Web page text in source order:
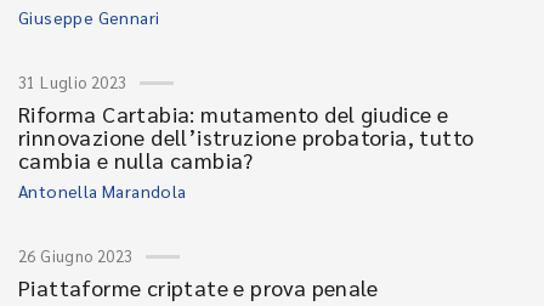
Giuseppe Gennari
31 Luglio 2023
Riforma Cartabia: mutamento del giudice e
rinnovazione dell’istruzione probatoria, tutto
cambia e nulla cambia?
Antonella Marandola
26 Giugno 2023
Piattaforme criptate e prova penale